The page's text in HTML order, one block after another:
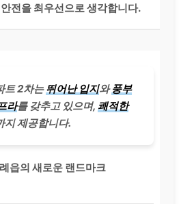
전을 최우선으로 생각합니다.
트 2차는뛰어난 입지와풍부
라를 갖추고 있으며, 쾌적한
지 제공합니다.
읍의 새로운 랜드마크